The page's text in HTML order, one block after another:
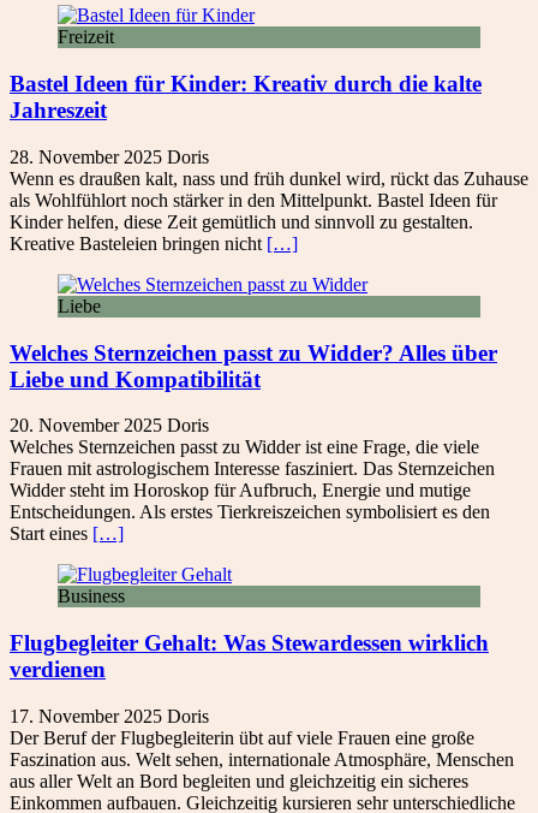
Freizeit
Bastel Ideen für Kinder: Kreativ durch die kalte
Jahreszeit
28. November 2025 Doris
Wenn es draußen kalt, nass und früh dunkel wird, rückt das Zuhause
als Wohlfühlort noch stärker in den Mittelpunkt. Bastel Ideen für
Kinder helfen, diese Zeit gemütlich und sinnvoll zu gestalten.
Kreative Basteleien bringen nicht […]
Liebe
Welches Sternzeichen passt zu Widder? Alles über
Liebe und Kompatibilität
20. November 2025 Doris
Welches Sternzeichen passt zu Widder ist eine Frage, die viele
Frauen mit astrologischem Interesse fasziniert. Das Sternzeichen
Widder steht im Horoskop für Aufbruch, Energie und mutige
Entscheidungen. Als erstes Tierkreiszeichen symbolisiert es den
Start eines […]
Business
Flugbegleiter Gehalt: Was Stewardessen wirklich
verdienen
17. November 2025 Doris
Der Beruf der Flugbegleiterin übt auf viele Frauen eine große
Faszination aus. Welt sehen, internationale Atmosphäre, Menschen
aus aller Welt an Bord begleiten und gleichzeitig ein sicheres
Einkommen aufbauen. Gleichzeitig kursieren sehr unterschiedliche